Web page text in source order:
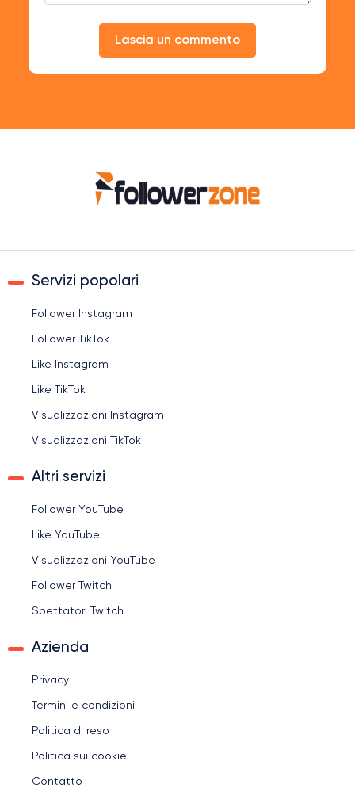
Lascia un commento
Servizi popolari
Follower Instagram
Follower TikTok
Like Instagram
Like TikTok
Visualizzazioni Instagram
Visualizzazioni TikTok
Altri servizi
Follower YouTube
Like YouTube
Visualizzazioni YouTube
Follower Twitch
Spettatori Twitch
Azienda
Privacy
Termini e condizioni
Politica di reso
Politica sui cookie
Contatto